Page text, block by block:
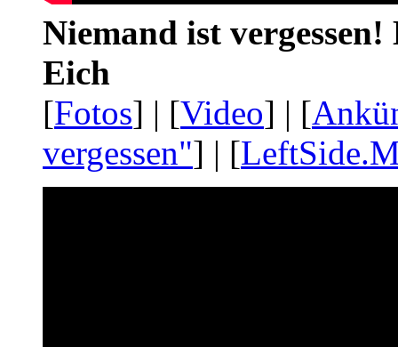
Niemand ist
Eich
[Fotos] | [Video] | [
vergessen"] | [